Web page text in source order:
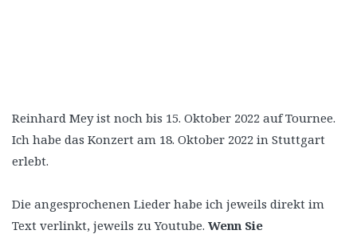
Reinhard Mey ist noch bis 15. Oktober 2022 auf Tournee.
Ich habe das Konzert am 18. Oktober 2022 in Stuttgart
erlebt.
Die angesprochenen Lieder habe ich jeweils direkt im
Text verlinkt, jeweils zu Youtube. Wenn Sie